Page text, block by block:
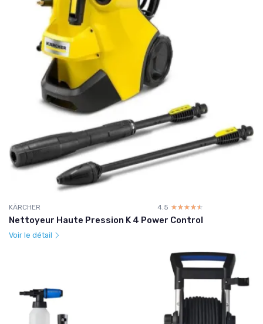
KÄRCHER 4.5 ☆☆☆☆☆
★★★★★
Nettoyeur Haute Pression K 4 Power Control
Voir le détail